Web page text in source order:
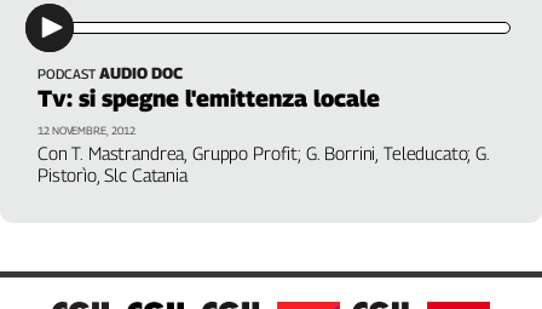
Il
Sassolino
Linea
Economica
Tech
Easy
Idea
Assostampa Subalpina
PODCAST AUDIO DOC
Tv: si spegne l'emittenza locale
Con T. Mastrandrea, Gruppo Profit; G. Borrini, Teleducato; G.
Pistorìo, Slc Catania
12 NOVEMBRE, 2012